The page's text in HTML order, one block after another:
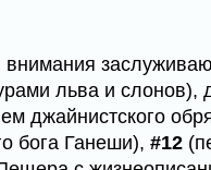
внимания
льва и
джайнистского
бога Ганеши), #12